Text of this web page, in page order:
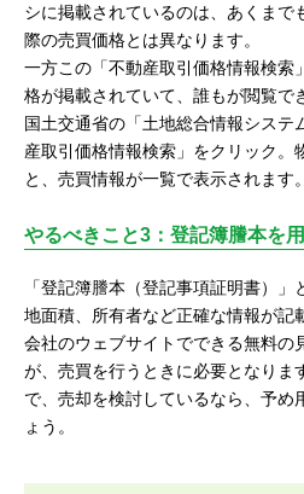
シに掲載されているのは、あくまで
際の売買価格とは異なります。
一方この「不動産取引価格情報検索
格が掲載されていて、誰もが閲覧で
国土交通省の「土地総合情報システ
産取引価格情報検索」をクリック。
と、売買情報が一覧で表示されます。
やるべきこと3：登記簿謄本を
「登記簿謄本（登記事項証明書）
地面積、所有者など正確な情報が記
会社のウェブサイトでできる無料の
が、売買を行うときに必要となりま
で、売却を検討しているなら、予め
ょう。